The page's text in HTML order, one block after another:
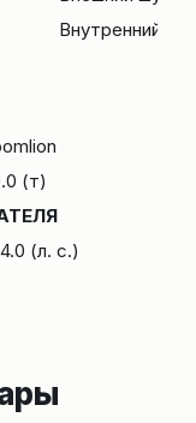
Внутренний
(т)
(л. с.)